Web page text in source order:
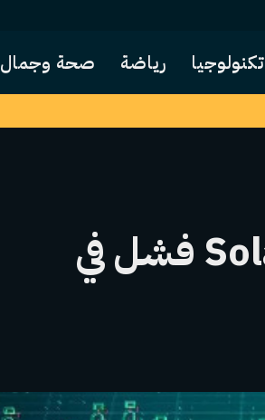
تكنولوجيا رياضة صحة وجمال
يُزعم أن تطبيق Phantom المستند إلى Solana فشل في